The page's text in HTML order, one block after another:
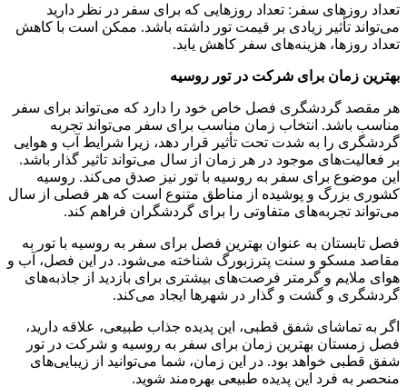
تعداد روزهای سفر: تعداد روزهایی که برای سفر در نظر دارید
می‌تواند تأثیر زیادی بر قیمت تور داشته باشد. ممکن است با کاهش
تعداد روزها، هزینه‌های سفر کاهش یابد.
بهترین زمان برای شرکت در تور روسیه
هر مقصد گردشگری فصل خاص خود را دارد که می‌تواند برای سفر
مناسب باشد. انتخاب زمان مناسب برای سفر می‌تواند تجربه
گردشگری را به شدت تحت تأثیر قرار دهد، زیرا شرایط آب و هوایی
بر فعالیت‌های موجود در هر زمان از سال می‌تواند تاثیر گذار باشد.
این موضوع برای سفر به روسیه با تور نیز صدق می‌کند. روسیه
کشوری بزرگ و پوشیده از مناطق متنوع است که هر فصلی از سال
می‌تواند تجربه‌های متفاوتی را برای گردشگران فراهم کند.
فصل تابستان به عنوان بهترین فصل برای سفر به روسیه با تور به
مقاصد مسکو و سنت پترزبورگ شناخته می‌شود. در این فصل، آب و
هوای ملایم و گرمتر فرصت‌های بیشتری برای بازدید از جاذبه‌های
گردشگری و گشت و گذار در شهرها ایجاد می‌کند.
اگر به تماشای شفق قطبی، این پدیده جذاب طبیعی، علاقه دارید،
فصل زمستان بهترین زمان برای سفر به روسیه و شرکت در تور
شفق قطبی خواهد بود. در این زمان، شما می‌توانید از زیبایی‌های
منحصر به فرد این پدیده طبیعی بهره‌مند شوید.